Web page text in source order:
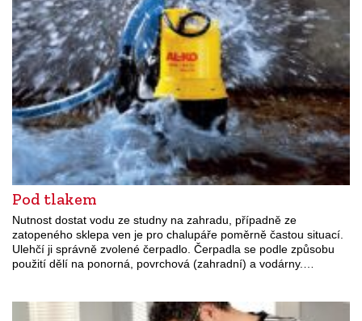
Pod tlakem
Nutnost dostat vodu ze studny na zahradu, případně ze
zatopeného sklepa ven je pro chalupáře poměrně častou situací.
Ulehčí ji správně zvolené čerpadlo. Čerpadla se podle způsobu
použití dělí na ponorná, povrchová (zahradní) a vodárny.…